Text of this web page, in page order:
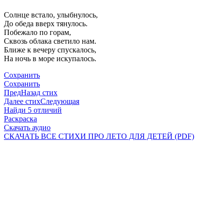
Солнце встало, улыбнулось,
До обеда вверх тянулось.
Побежало по горам,
Сквозь облака светило нам.
Ближе к вечеру спускалось,
На ночь в море искупалось.
Сохранить
Сохранить
ПредНазад стих
Далее стихСледующая
Найди 5 отличий
Раскраска
Скачать аудио
СКАЧАТЬ ВСЕ СТИХИ ПРО ЛЕТО ДЛЯ ДЕТЕЙ (PDF)